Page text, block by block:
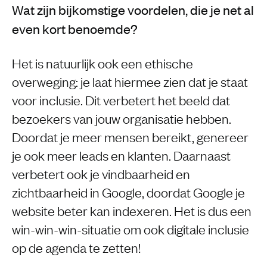
Wat zijn bijkomstige voordelen, die je net al
even kort benoemde?
Het is natuurlijk ook een ethische
overweging: je laat hiermee zien dat je staat
voor inclusie. Dit verbetert het beeld dat
bezoekers van jouw organisatie hebben.
Doordat je meer mensen bereikt, genereer
je ook meer leads en klanten. Daarnaast
verbetert ook je vindbaarheid en
zichtbaarheid in Google, doordat Google je
website beter kan indexeren. Het is dus een
win-win-win-situatie om ook digitale inclusie
op de agenda te zetten!